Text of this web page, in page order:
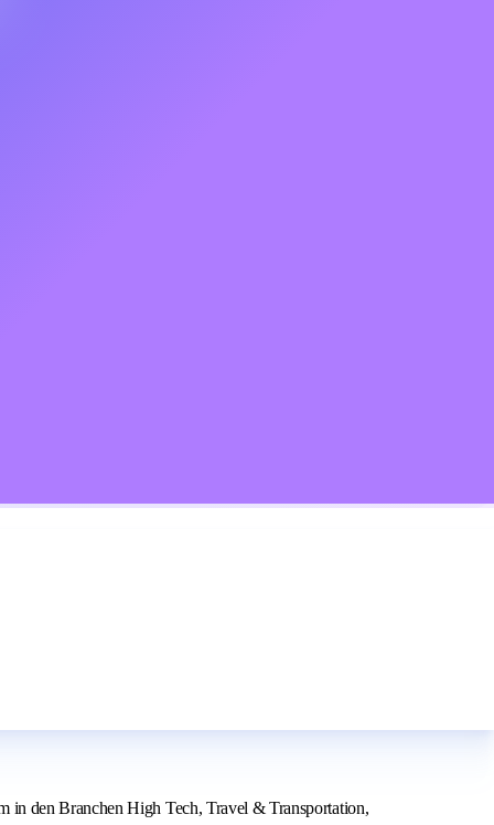
in den Branchen High Tech, Travel & Transportation,